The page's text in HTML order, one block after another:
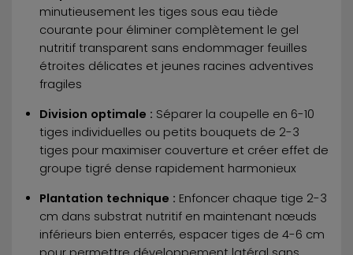
minutieusement les tiges sous eau tiède
courante pour éliminer complètement le gel
nutritif transparent sans endommager feuilles
étroites délicates et jeunes racines adventives
fragiles
Division optimale : Séparer la coupelle en 6-10
tiges individuelles ou petits bouquets de 2-3
tiges pour maximiser couverture et créer effet de
groupe tigré dense rapidement harmonieux
Plantation technique : Enfoncer chaque tige 2-3
cm dans substrat nutritif en maintenant nœuds
inférieurs bien enterrés, espacer tiges de 4-6 cm